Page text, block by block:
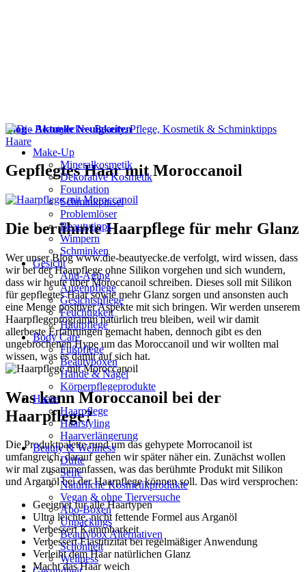
Make-Up
Mineralkosmetik
Dekorative Kosmetik
Foundation
Schminkpinsel
Problemlöser
Beautytipps
Wimpern
Schminken
Gesicht
Anti-Aging
Augenpflege
Gesichtspflege
Feuchtigkeit
Hautpflege
Body Care
Fußpflege
Beautyboxen
Hände & Nägel
Körperpflegeprodukte
Haare
Haarpflege
Haarstyling
Haarverlängerung
Beauty & Wellness
Düfte
Seife
Natürliche Kosmetikprodukte
Vegan & ohne Tierversuche
Abo-Boxen
Unpackings
Beautybox Alternativen
Schönheit
Wellness
Blog - Aktuelle Neuigkeiten
Haare
Gepflegtes Haar mit Moroccanoil
Die berühmte Haarpflege für mehr Glanz
Wer unser Blog www.die-beautyecke.de verfolgt, wird wissen, dass
wir bei der Haarpflege ohne Silikon vorgehen und sich wundern,
dass wir heute über Moroccanoil schreiben. Dieses soll mit Silikon
für gepflegtes Haar sowie mehr Glanz sorgen und ansonsten auch
eine Menge positiver Aspekte mit sich bringen. Wir werden unserem
Haarpflegeprogramm natürlich treu bleiben, weil wir damit
allerbeste Erfahrungen gemacht haben, dennoch gibt es den
ungebrochenen Hype um das Moroccanoil und wir wollten mal
wissen, was es damit auf sich hat.
Was kann Moroccanoil bei der
Haarpflege?
Die Produktpalette rund um das gehypete Morrocanoil ist
umfangreich, darauf gehen wir später näher ein. Zunächst wollen
wir mal zusammenfassen, was das berühmte Produkt mit Silikon
und Arganöl bei der Haarpflege können soll. Das wird versprochen:
Geeignet für alle Haartypen
Ultra leichte, nicht fettende Formel aus Arganöl
Verbessert Kämmbarkeit
Verbessert Elastitizität bei regelmäßiger Anwendung
Verleiht dem Haar natürlichen Glanz
Macht das Haar weich